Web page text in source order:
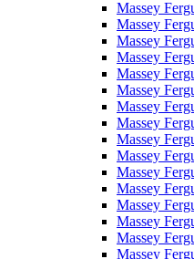
Massey
Massey
Massey
Massey
Massey
Massey
Massey
Massey
Massey
Massey
Massey
Massey
Massey
Massey
Massey
Massey